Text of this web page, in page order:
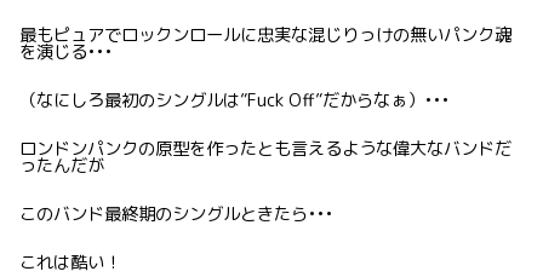
最もピュアでロックンロールに忠実な混じりっけの無いパンク魂
を演じる•••
（なにしろ最初のシングルは”Fuck Off”だからなぁ）•••
ロンドンパンクの原型を作ったとも言えるような偉大なバンドだ
ったんだが
このバンド最終期のシングルときたら•••
これは酷い！